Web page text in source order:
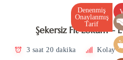
Denenmiş
Onaylanmış
Tarif
Şekersiz Fit Lokum –
3 saat 20 dakika Kolay